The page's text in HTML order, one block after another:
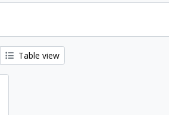
Table view